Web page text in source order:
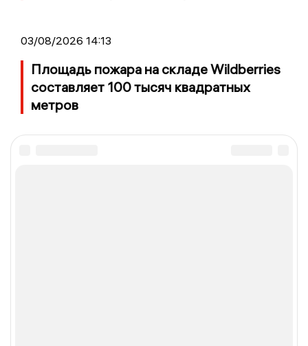
03/08/2026 14:13
Площадь пожара на складе Wildberries
составляет 100 тысяч квадратных
метров